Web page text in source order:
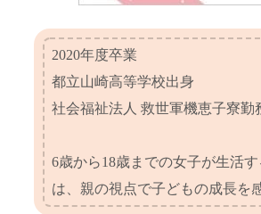
2020年度卒業
都立山崎高等学校出身
社会福祉法人 救世軍機恵子寮勤
6歳から18歳までの女子が生活
は、親の視点で子どもの成長を